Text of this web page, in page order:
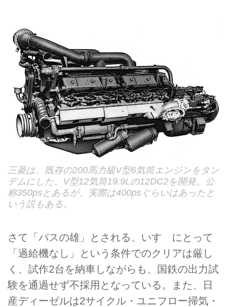
三菱は、既存の200馬力級V型6気筒エンジンをタン
デムにした、V型12気筒19.9Lの12DC2を開発。公
称350psとあるが、実際は400psぐらいはあったと
いう説もある。
さて「バスの雄」とされる、いすゞにとって
「過給機なし」という条件でのクリアは厳し
く、試作2台を納車しながらも、国鉄の出力試
験を通過せず不採用となっている。また、日
産ディーゼルは2サイクル・ユニフロー掃気・